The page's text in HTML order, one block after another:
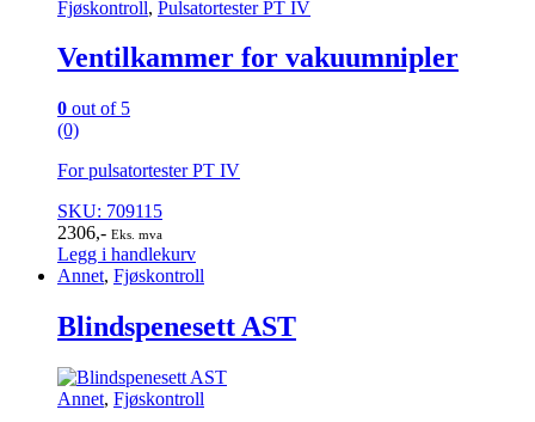
Fjøskontroll, Pulsatortester PT IV
Ventilkammer for vakuumnipler
0 out of 5
(0)
For pulsatortester PT IV
SKU: 709115
2306,- Eks. mva
Legg i handlekurv
Annet, Fjøskontroll
Blindspenesett AST
Annet, Fjøskontroll